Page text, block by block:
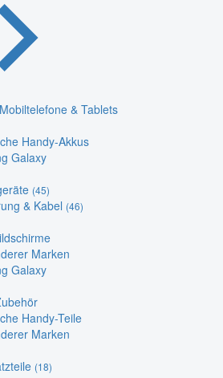
& Tablets
Handy-Akkus
Galaxy
(45)
& Kabel (46)
Marken
Galaxy
Handy-Teile
Marken
(18)